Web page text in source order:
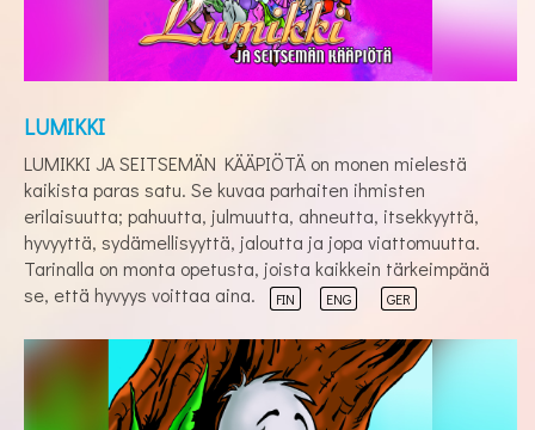
LUMIKKI
LUMIKKI JA SEITSEMÄN KÄÄPIÖTÄ on monen mielestä
kaikista paras satu. Se kuvaa parhaiten ihmisten
erilaisuutta; pahuutta, julmuutta, ahneutta, itsekkyyttä,
hyvyyttä, sydämellisyyttä, jaloutta ja jopa viattomuutta.
Tarinalla on monta opetusta, joista kaikkein tärkeimpänä
se, että hyvyys voittaa aina.
FIN ENG GER